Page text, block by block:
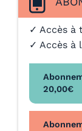
✓ Accès à
✓ Accès à
20,00€